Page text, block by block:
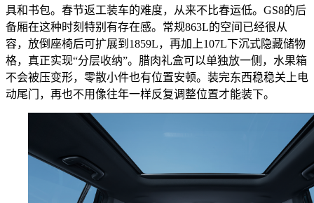
具和书包。春节返工装车的难度，从来不比春运低。GS8的后
备厢在这种时刻特别有存在感。常规863L的空间已经很从
容，放倒座椅后可扩展到1859L，再加上107L下沉式隐藏储物
格，真正实现“分层收纳”。腊肉礼盒可以单独放一侧，水果箱
不会被压变形，零散小件也有位置安顿。装完东西稳稳关上电
动尾门，再也不用像往年一样反复调整位置才能装下。